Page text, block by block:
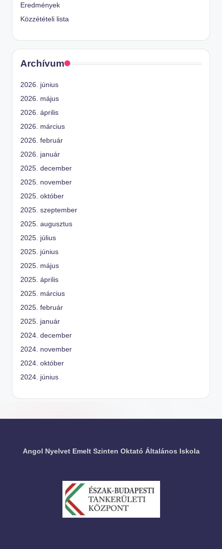
Eredmények
Közzétételi lista
Archívum
2026. június
2026. május
2026. április
2026. március
2026. február
2026. január
2025. december
2025. november
2025. október
2025. szeptember
2025. augusztus
2025. július
2025. június
2025. május
2025. április
2025. március
2025. február
2025. január
2024. december
2024. november
2024. október
2024. június
Angol Nyelvet Emelt Szinten Oktató Általános Iskola